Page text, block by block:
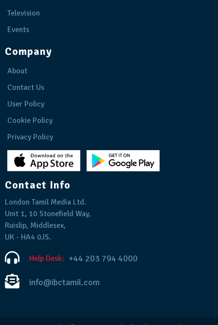
Television
Events
Company
About
Contact Us
User Policy
Cookie Policy
Privacy Policy
Contact Info
London Tamil Media Ltd.
Unit 1, 10 Stonefield Way,
Ruislip, Middlesex,
UK - HA4 0JS.
Help Desk: +44 203 794 4000
info@ibctamil.com